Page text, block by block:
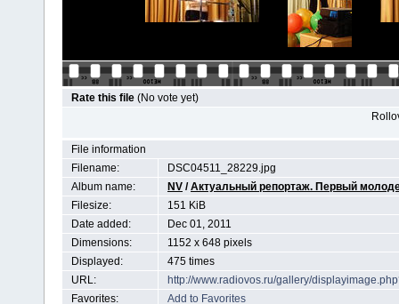
Rate this file (No vote yet)
File information
Filename:
DSC04511_28229.jpg
Album name:
NV /Актуальный репортаж. Первый
Filesize:
151 KiB
Date added:
Dec 01, 2011
Dimensions:
1152 x 648 pixels
Displayed:
475 times
URL:
http://www.radiovos.ru/gallery/
Favorites:
Add to Favorites